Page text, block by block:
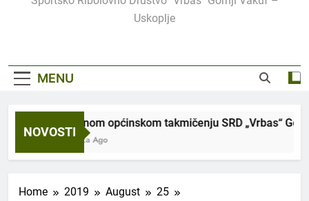
Uskoplje
MENU
NOVOSTI
Održanom općinskom takmičenju SRD „Vrbas“
2 Mjeseca Ago
Home 2019 August
25